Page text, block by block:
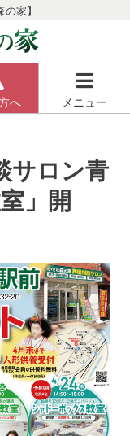
家】
へ メニュー
サロン青
」開